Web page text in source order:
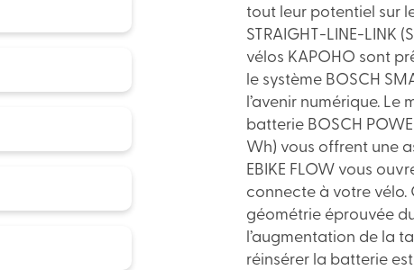
tout leur potentiel sur
STRAIGHT-LINE-LINK
vélos KAPOHO sont
le système BOSCH
l’avenir numérique. Le
batterie BOSCH
Wh) vous offrent une
EBIKE FLOW vous
connecte à votre vélo.
géométrie éprouvée
l’augmentation de la
réinsérer la batterie